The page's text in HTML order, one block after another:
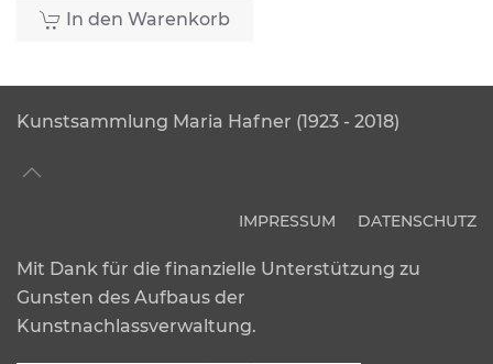
In den Warenkorb
Kunstsammlung Maria Hafner (1923 - 2018)
IMPRESSUM DATENSCHUTZ
Mit Dank für die finanzielle Unterstützung zu
Gunsten des Aufbaus der
Kunstnachlassverwaltung.